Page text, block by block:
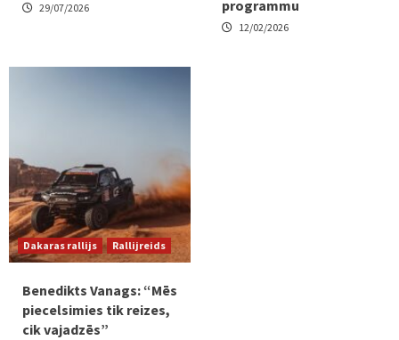
29/07/2026 programmu
12/02/2026
Dakaras rallijs Rallijreids
Benedikts Vanags: “Mēs
piecelsimies tik reizes,
cik vajadzēs”